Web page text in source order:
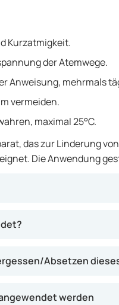
Kurzatmigkeit.
der Atemwege.
Anweisung, mehrmals
vermeiden.
maximal 25°C.
das zur Linderung
Die Anwendung
Absetzen
werden